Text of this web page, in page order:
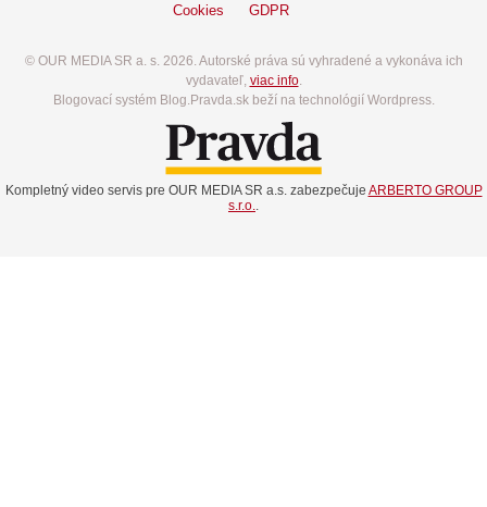
Cookies GDPR
© OUR MEDIA SR a. s. 2026. Autorské práva sú vyhradené a vykonáva ich
vydavateľ, viac info.
Blogovací systém Blog.Pravda.sk beží na technológií Wordpress.
Kompletný video servis pre OUR MEDIA SR a.s. zabezpečuje ARBERTO GROUP
s.r.o..